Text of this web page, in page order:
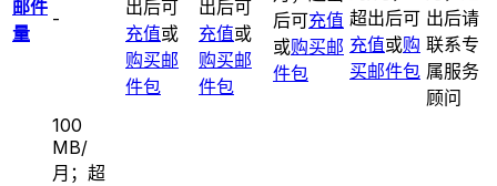
邮件
量
-
出后可
充值或
购买邮
件包
出后可
充值或
购买邮
件包
后可充值
或购买邮
件包
超出后可
充值或购
买邮件包
出后请
联系专
属服务
顾问
100
MB/
月；超